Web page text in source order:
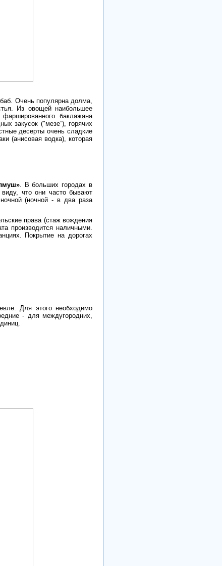
Очень популярна долма,
Из овощей наибольшее
баклажана
закусок ("мезе”), горячих
десерты очень сладкие
(анисовая водка), которая
. В больших городах в
что они часто бывают
(ночной - в два раза
права (стаж вождения
производится наличными.
Покрытие на дорогах
Для этого необходимо
- для междугородних,